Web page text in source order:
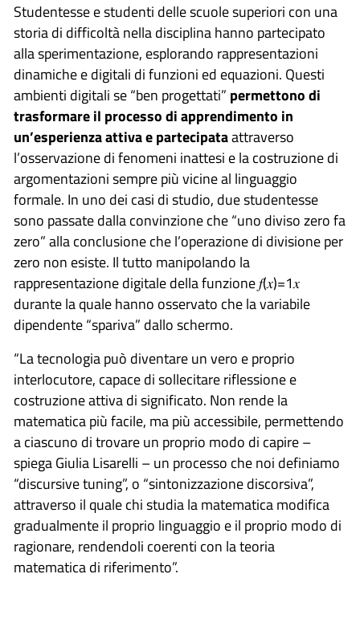
Studentesse e studenti delle scuole superiori con una
storia di difficoltà nella disciplina hanno partecipato
alla sperimentazione, esplorando rappresentazioni
dinamiche e digitali di funzioni ed equazioni. Questi
ambienti digitali se “ben progettati” permettono di
trasformare il processo di apprendimento in
un’esperienza attiva e partecipataattraverso
l’osservazione di fenomeni inattesi e la costruzione di
argomentazioni sempre più vicine al linguaggio
formale. In uno dei casi di studio, due studentesse
sono passate dalla convinzione che “uno diviso zero fa
zero” alla conclusione che l’operazione di divisione per
zero non esiste. Il tutto manipolando la
rappresentazione digitale della funzione 𝑓(𝑥)=1𝑥
durante la quale hanno osservato che la variabile
dipendente “spariva” dallo schermo.
“La tecnologia può diventare un vero e proprio
interlocutore, capace di sollecitare riflessione e
costruzione attiva di significato. Non rende la
matematica più facile, ma più accessibile, permettendo
a ciascuno di trovare un proprio modo di capire –
spiega Giulia Lisarelli – un processo che noi definiamo
“discursive tuning”, o “sintonizzazione discorsiva”,
attraverso il quale chi studia la matematica modifica
gradualmente il proprio linguaggio e il proprio modo di
ragionare, rendendoli coerenti con la teoria
matematica di riferimento”.